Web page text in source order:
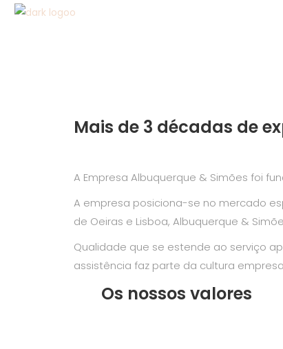
Mais de 3 décadas de
A Empresa Albuquerque & Simões foi
A empresa posiciona-se no mercado
de Oeiras e Lisboa, Albuquerque &
Qualidade que se estende ao serviço
assistência faz parte da cultura
Os nossos valores